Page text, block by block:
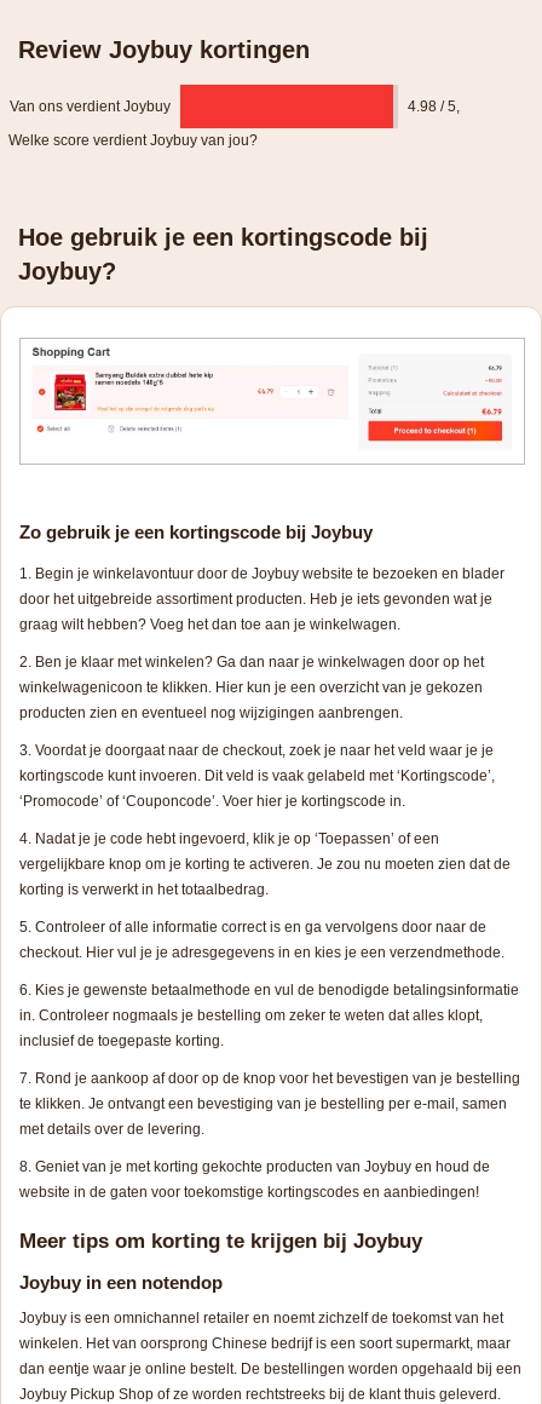
Review Joybuy kortingen
Van ons verdient Joybuy 4.98 / 5
Welke score verdient Joybuy van jou?
Hoe gebruik je een kortingscode bij
Joybuy?
Zo gebruik je een kortingscode bij Joybuy
Begin je winkelavontuur door de Joybuy website te bezoeken en blader
door het uitgebreide assortiment producten. Heb je iets gevonden wat je
graag wilt hebben? Voeg het dan toe aan je winkelwagen.
Ben je klaar met winkelen? Ga dan naar je winkelwagen door op het
winkelwagenicoon te klikken. Hier kun je een overzicht van je gekozen
producten zien en eventueel nog wijzigingen aanbrengen.
Voordat je doorgaat naar de checkout, zoek je naar het veld waar je je
kortingscode kunt invoeren. Dit veld is vaak gelabeld met ‘Kortingscode’,
‘Promocode’ of ‘Couponcode’. Voer hier je kortingscode in.
Nadat je je code hebt ingevoerd, klik je op ‘Toepassen’ of een
vergelijkbare knop om je korting te activeren. Je zou nu moeten zien dat de
korting is verwerkt in het totaalbedrag.
Controleer of alle informatie correct is en ga vervolgens door naar de
checkout. Hier vul je je adresgegevens in en kies je een verzendmethode.
Kies je gewenste betaalmethode en vul de benodigde betalingsinformatie
in. Controleer nogmaals je bestelling om zeker te weten dat alles klopt,
inclusief de toegepaste korting.
Rond je aankoop af door op de knop voor het bevestigen van je bestelling
te klikken. Je ontvangt een bevestiging van je bestelling per e-mail, samen
met details over de levering.
Geniet van je met korting gekochte producten van Joybuy en houd de
website in de gaten voor toekomstige kortingscodes en aanbiedingen!
Meer tips om korting te krijgen bij Joybuy
Joybuy in een notendop
Joybuy is een omnichannel retailer en noemt zichzelf de toekomst van het
winkelen. Het van oorsprong Chinese bedrijf is een soort supermarkt, maar
dan eentje waar je online bestelt. De bestellingen worden opgehaald bij een
Joybuy Pickup Shop of ze worden rechtstreeks bij de klant thuis geleverd.